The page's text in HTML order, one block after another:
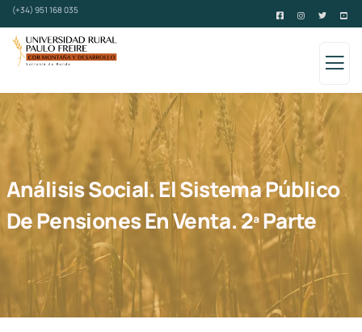
(+34) 951 168 035
Análisis Social. El Sistema Público
De Pensiones En Venta. 2ª Parte